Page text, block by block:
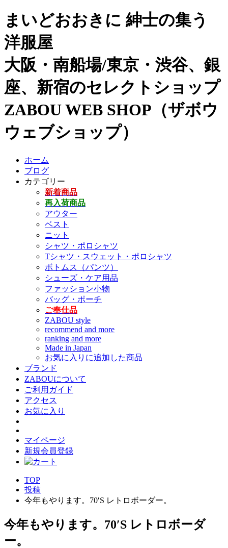
まいどおおきに 紳士の集う
洋服屋
大阪・南船場/東京・渋谷、銀
座、新宿のセレクトショップ
ZABOU WEB SHOP（ザボウ
ウェブショップ）
ホーム
ブログ
カテゴリー
新着商品
再入荷商品
アウター
ベスト
ニット
シャツ・ポロシャツ
Tシャツ・スウェット・ポロシャツ
ボトムス（パンツ）
シューズ・ケア用品
ファッション小物
バッグ・ポーチ
ご奉仕品
ZABOU style
recommend and more
ranking and more
Made in Japan
お気に入りに追加した商品
ブランド
ZABOUについて
ご利用ガイド
アクセス
お気に入り
マイページ
新規会員登録
TOP
投稿
今年もやります。70′S レトロボーダー。
今年もやります。70′S レトロボーダ
ー。